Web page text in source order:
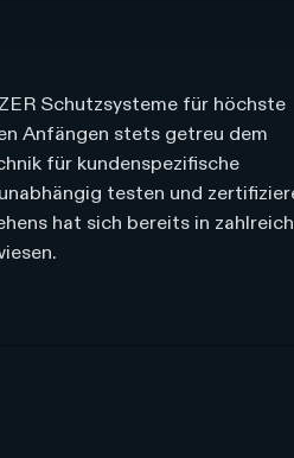
Schutzsysteme für höchste
Anfängen stets getreu dem
für kundenspezifische
testen und
hat sich bereits in